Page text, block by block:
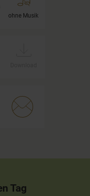
ohne Musik
Tag